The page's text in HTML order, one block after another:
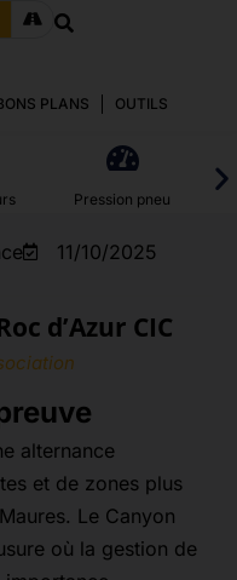
PLANS OUTILS
Pression pneu
11/10/2025
d’Azur CIC
alternance
et de zones plus
Le Canyon
où la gestion de